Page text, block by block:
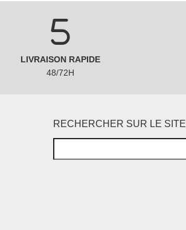
LIVRAISON RAPIDE
48/72H
RECHERCHER SUR LE SITE